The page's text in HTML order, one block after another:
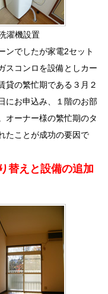
濯機設置
ンでしたが家電2セット
スコンロを設備としカー
貸の繁忙期である３月２
にお申込み、１階のお部
オーナー様の繁忙期のタ
たことが成功の要因で
替えと設備の追加